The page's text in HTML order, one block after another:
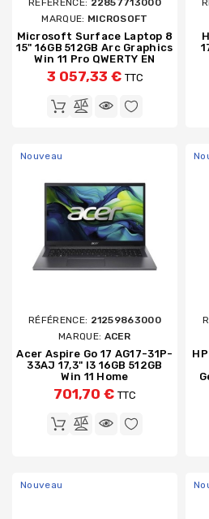
MARQUE: MICROSOFT
Microsoft Surface Laptop 8
15" 16GB 512GB Arc Graphics
Win 11 Pro QWERTY EN
3 057,33 € TTC
Nouveau
RÉFÉRENCE: 21259863000
MARQUE: ACER
Acer Aspire Go 17 AG17-31P-
33AJ 17,3" I3 16GB 512GB
Win 11 Home
701,70 € TTC
Nouveau